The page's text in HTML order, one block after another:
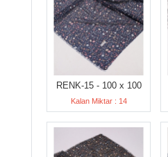
RENK-15 - 100 x 100
Kalan Miktar : 14